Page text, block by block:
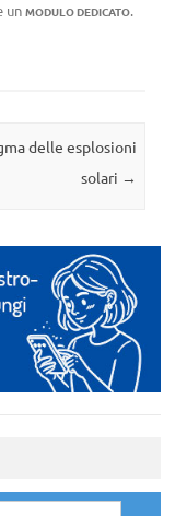
un MODULO DEDICATO.
delle esplosioni
solari →